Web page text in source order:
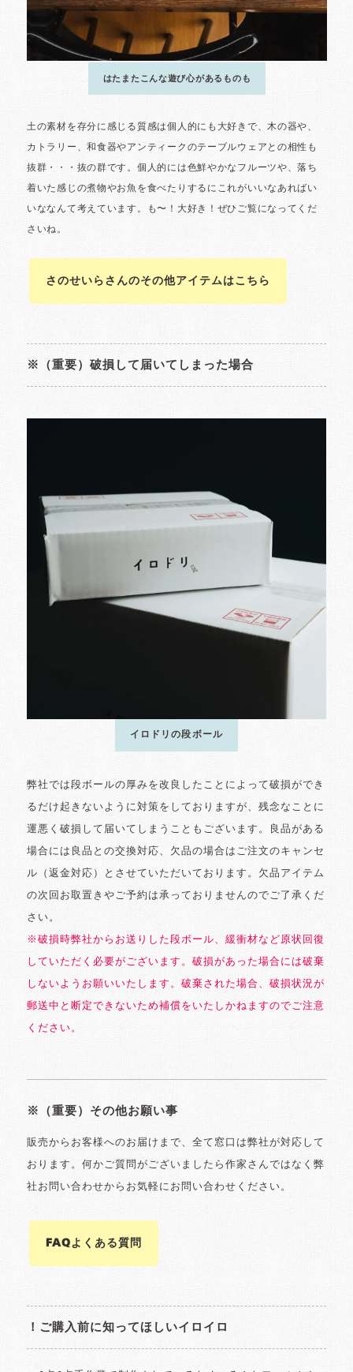
さのせいらさんのその他アイテムはこちら
※（重要）破損して届いてしまった場合
イロドリの段ボール
弊社では段ボールの厚みを改良したことによって破損ができ
るだけ起きないように対策をしておりますが、残念なことに
運悪く破損して届いてしまうこともございます。良品がある
場合には良品との交換対応、欠品の場合はご注文のキャンセ
ル（返金対応）とさせていただいております。欠品アイテム
の次回お取置きやご予約は承っておりませんのでご了承くだ
さい。
※破損時弊社からお送りした段ボール、緩衝材など原状回復
していただく必要がございます。破損があった場合には破棄
しないようお願いいたします。破棄された場合、破損状況が
郵送中と断定できないため補償をいたしかねますのでご注意
ください。
※（重要）その他お願い事
販売からお客様へのお届けまで、全て窓口は弊社が対応して
おります。何かご質問がございましたら作家さんではなく弊
社お問い合わせからお気軽にお問い合わせください。
FAQよくある質問
！ご購入前に知ってほしいイロイロ